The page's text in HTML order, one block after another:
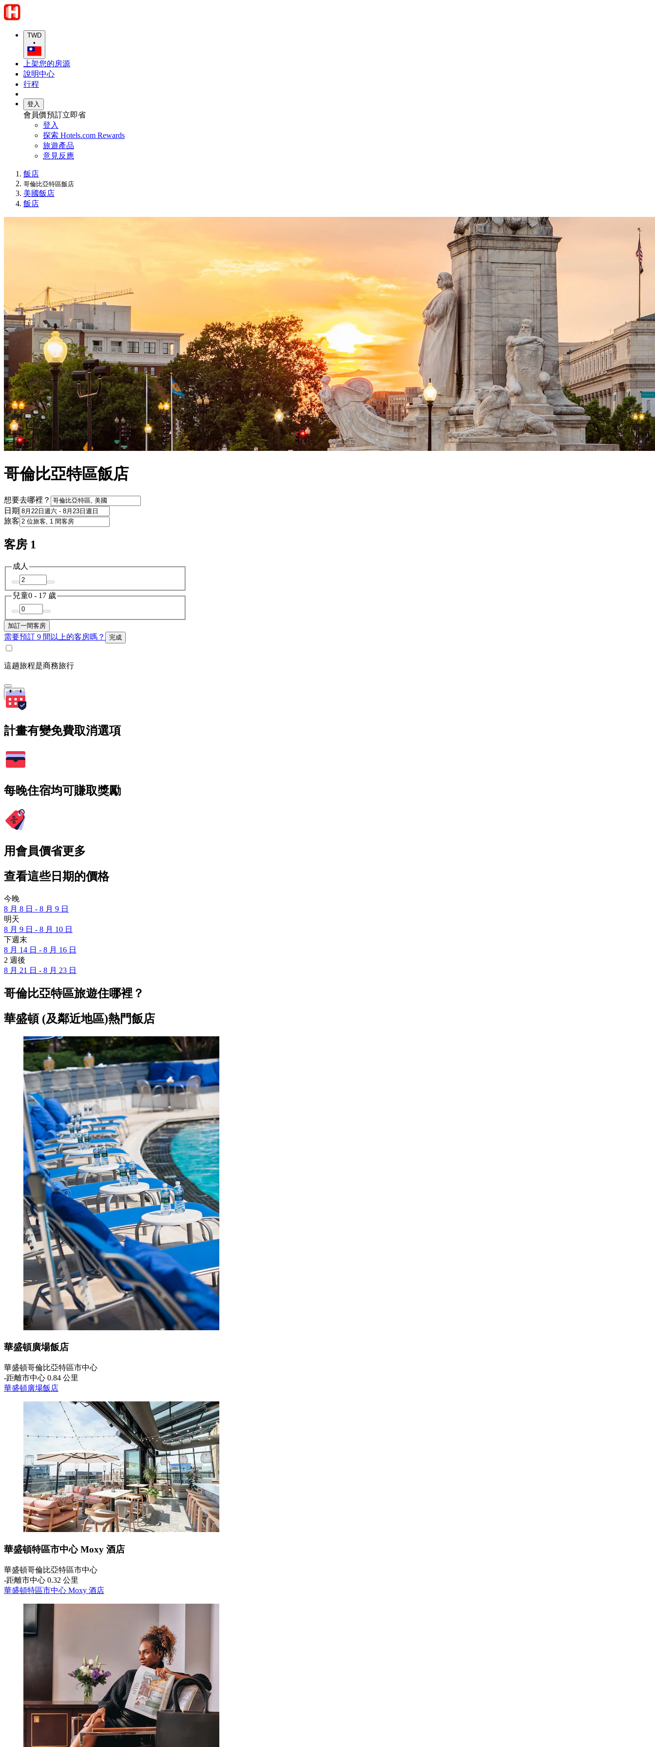
TWD
•
上架您的房源
說明中心
行程
登入
會員價預訂立即省
登入
探索 Hotels.com Rewards
旅遊產品
意見反應
飯店
哥倫比亞特區飯店
美國飯店
飯店
哥倫比亞特區飯店
想要去哪裡？
日期
旅客
客房 1
成人
兒童0 - 17 歲
加訂一間客房
需要預訂 9 間以上的客房嗎？ 完成
這趟旅程是商務旅行
搜尋
計畫有變免費取消選項
每晚住宿均可賺取獎勵
用會員價省更多
查看這些日期的價格
今晚
8 月 8 日 - 8 月 9 日
明天
8 月 9 日 - 8 月 10 日
下週末
8 月 14 日 - 8 月 16 日
2 週後
8 月 21 日 - 8 月 23 日
哥倫比亞特區旅遊住哪裡？
華盛頓 (及鄰近地區)熱門飯店
華盛頓廣場飯店
華盛頓哥倫比亞特區市中心
‐距離市中心 0.84 公里
華盛頓廣場飯店
華盛頓特區市中心 Moxy 酒店
華盛頓哥倫比亞特區市中心
‐距離市中心 0.32 公里
華盛頓特區市中心 Moxy 酒店